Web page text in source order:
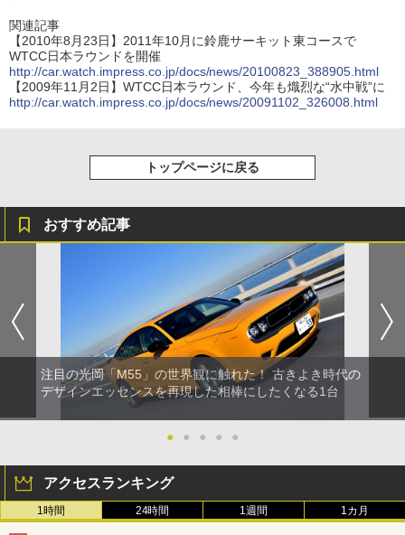
関連記事
【2010年8月23日】2011年10月に鈴鹿サーキット東コースで
WTCC日本ラウンドを開催
http://car.watch.impress.co.jp/docs/news/20100823_388905.html
【2009年11月2日】WTCC日本ラウンド、今年も熾烈な“水中戦”に
http://car.watch.impress.co.jp/docs/news/20091102_326008.html
トップページに戻る
おすすめ記事
注目の光岡「M55」の世界観に触れた！ 古きよき時代の
デザインエッセンスを再現した相棒にしたくなる1台
● ● ● ● ●
アクセスランキング
1時間 24時間 1週間 1カ月